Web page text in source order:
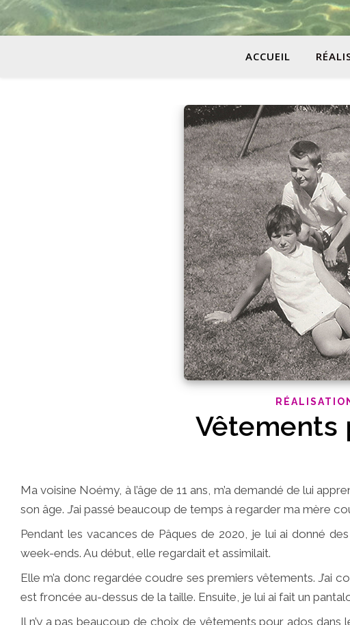
ACCUEIL
Vêtements
Ma voisine Noémy, à l’âge de 11 ans, m’a demandé de lui
son âge. J’ai passé beaucoup de temps à regarder ma mère
Pendant les vacances de Pâques de 2020, je lui ai donné
week-ends. Au début, elle regardait et assimilait.
Elle m’a donc regardée coudre ses premiers vêtements.
est froncée au-dessus de la taille. Ensuite, je lui ai fait un
Il n’y a pas beaucoup de choix de vêtements pour ados dans